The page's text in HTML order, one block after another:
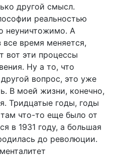
другой смысл.
реальностью
неуничтожимо. А
время меняется,
вот эти процессы
Ну а то, что
вопрос, это уже
В моей жизни, конечно,
Тридцатые годы, годы
что-то еще было от
в 1931 году, а большая
до революции.